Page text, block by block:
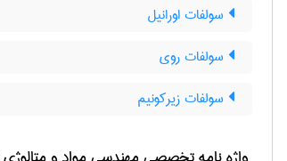
سولفات اورانیل
سولفات روی
سولفات زیرکونیم